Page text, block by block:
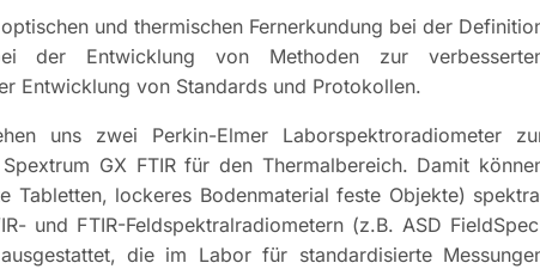
und thermischen Fernerkundung bei der
der Entwicklung von Methoden zur
Entwicklung von Standards und Protokollen.
uns zwei Perkin-Elmer Laborspektroradiometer
GX FTIR für den Thermalbereich. Damit
Tabletten, lockeres Bodenmaterial feste Objekte)
und FTIR-Feldspektralradiometern (z.B. ASD
die im Labor für standardisierte